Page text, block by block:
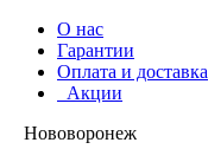
О нас
Гарантии
Оплата и доставка
Акции
Нововоронеж